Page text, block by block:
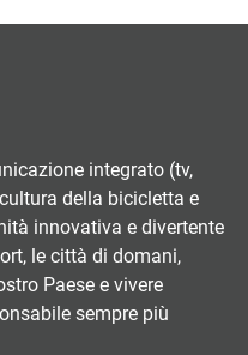
integrato (tv,
della bicicletta e
innovativa e divertente
le città di domani,
Paese e vivere
sempre più